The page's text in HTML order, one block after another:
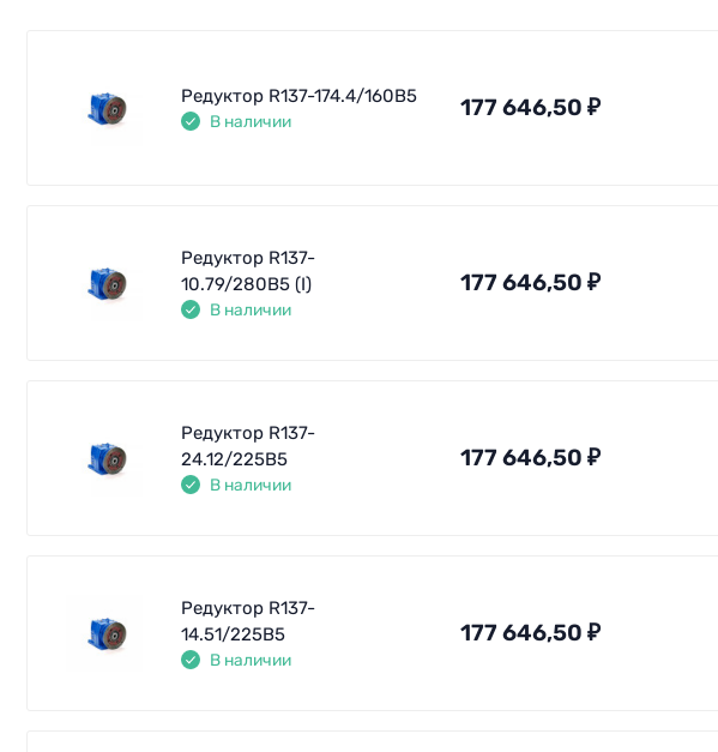
Редуктор R137-174.4/160B5
В наличии 177 646,50 ₽
Редуктор R137-
10.79/280В5 (I)
В наличии
177 646,50 ₽
Редуктор R137-
24.12/225B5
В наличии
177 646,50 ₽
Редуктор R137-
14.51/225B5
В наличии
177 646,50 ₽